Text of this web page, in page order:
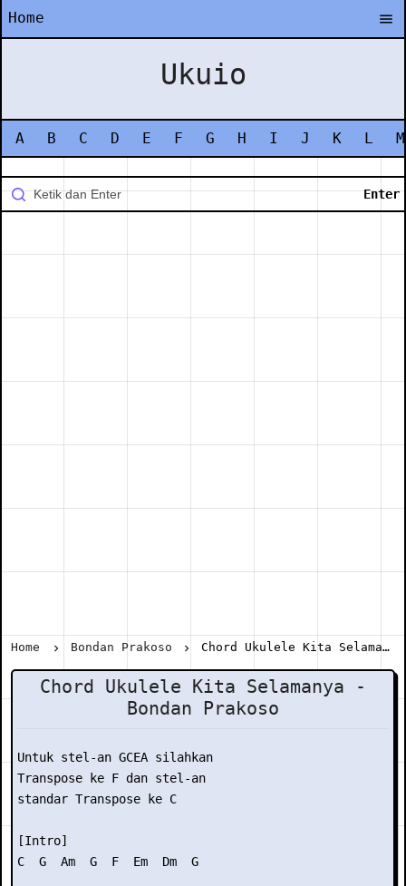
Home
Ukuio
A B C D E F G H I J K L M
Home Bondan Prakoso Chord Ukulele Kita Selamanya - Bondan Prakoso
Chord Ukulele Kita Selamanya -
Bondan Prakoso
Untuk stel-an GCEA silahkan
Transpose ke F dan stel-an
standar Transpose ke C
[Intro]
C  G  Am  G  F  Em  Dm  G